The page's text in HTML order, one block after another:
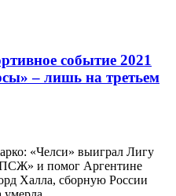
событие 2021
– лишь на третьем
«Челси» выиграл Лигу
и помог Аргентине
Халла, сборную России